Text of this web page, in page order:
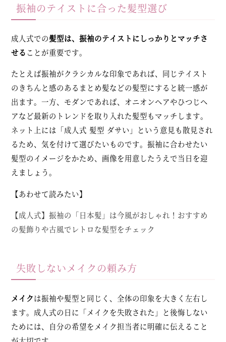
振袖のテイストに合った髪型選び
成人式での髪型は、振袖のテイストにしっかりとマッチさ
せる ことが重要です。
たとえば振袖がクラシカルな印象であれば、同じテイスト
のきちんと感のあるまとめ髪などの髪型にすると統一感が
出ます。一方、モダンであれば、オニオンヘアやひつじヘ
アなど最新のトレンドを取り入れた髪型もマッチします。
ネット上には「成人式 髪型 ダサい」という意見も散見され
るため、気を付けて選びたいものです。振袖に合わせたい
髪型のイメージをかため、画像を用意したうえで当日を迎
えましょう。
【あわせて読みたい】
【成人式】振袖の「日本髪」は今風がおしゃれ！おすすめ
の髪飾りや古風でレトロな髪型をチェック
失敗しないメイクの頼み方
メイクは振袖や髪型と同じく、全体の印象を大きく左右し
ます。成人式の日に「メイクを失敗された」と後悔しない
ためには、自分の希望をメイク担当者に明確に伝えること